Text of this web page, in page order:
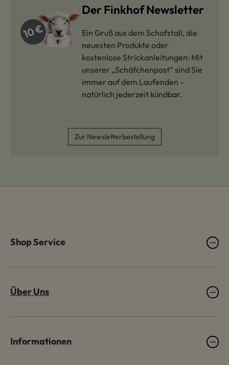
Der Finkhof Newsletter
Ein Gruß aus dem Schafstall, die
neuesten Produkte oder
kostenlose Strickanleitungen: Mit
unserer „Schäfchenpost“ sind Sie
immer auf dem Laufenden –
natürlich jederzeit kündbar.
Zur Newsletterbestellung
Shop Service
Über Uns
Informationen